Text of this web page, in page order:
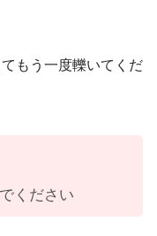
もう一度轢いてくだ
ください